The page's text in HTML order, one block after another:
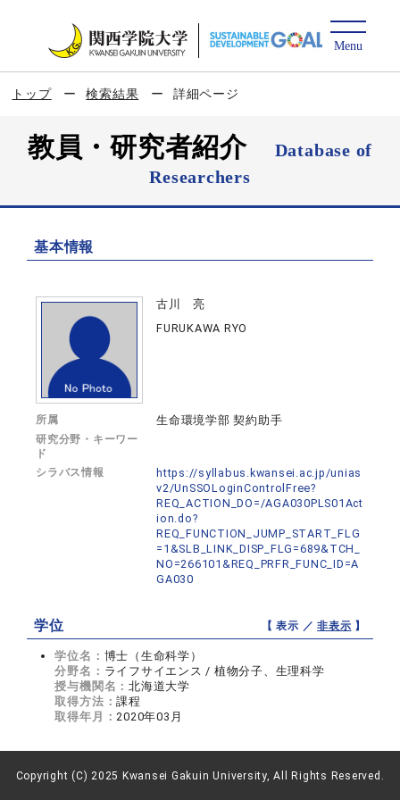
トップ 検索結果 詳細ページ
教員・研究者紹介
Database of
Researchers
基本情報
古川 亮
FURUKAWA RYO
所属 生命環境学部 契約助手
研究分野・キーワー
ド
シラバス情報
https://syllabus.kwansei.ac.jp/unias
v2/UnSSOLoginControlFree?
REQ_ACTION_DO=/AGA030PLS01Act
ion.do?
REQ_FUNCTION_JUMP_START_FLG
=1&SLB_LINK_DISP_FLG=689&TCH_
NO=266101&REQ_PRFR_FUNC_ID=A
GA030
学位 【 表示 ／非表示 】
学位名： 博士（生命科学）
分野名： ライフサイエンス / 植物分子、生理科学
授与機関名：北海道大学
取得方法：課程
取得年月：2020年03月
Copyright (C) 2025 Kwansei Gakuin University, All Rights Reserved.